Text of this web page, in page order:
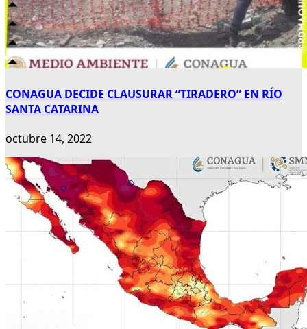
CONAGUA DECIDE CLAUSURAR “TIRADERO” EN RÍO
SANTA CATARINA
octubre 14, 2022